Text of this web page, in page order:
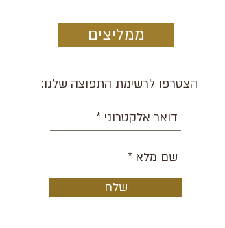
ממליצים
הצטרפו לרשימת התפוצה שלנו:
שלח